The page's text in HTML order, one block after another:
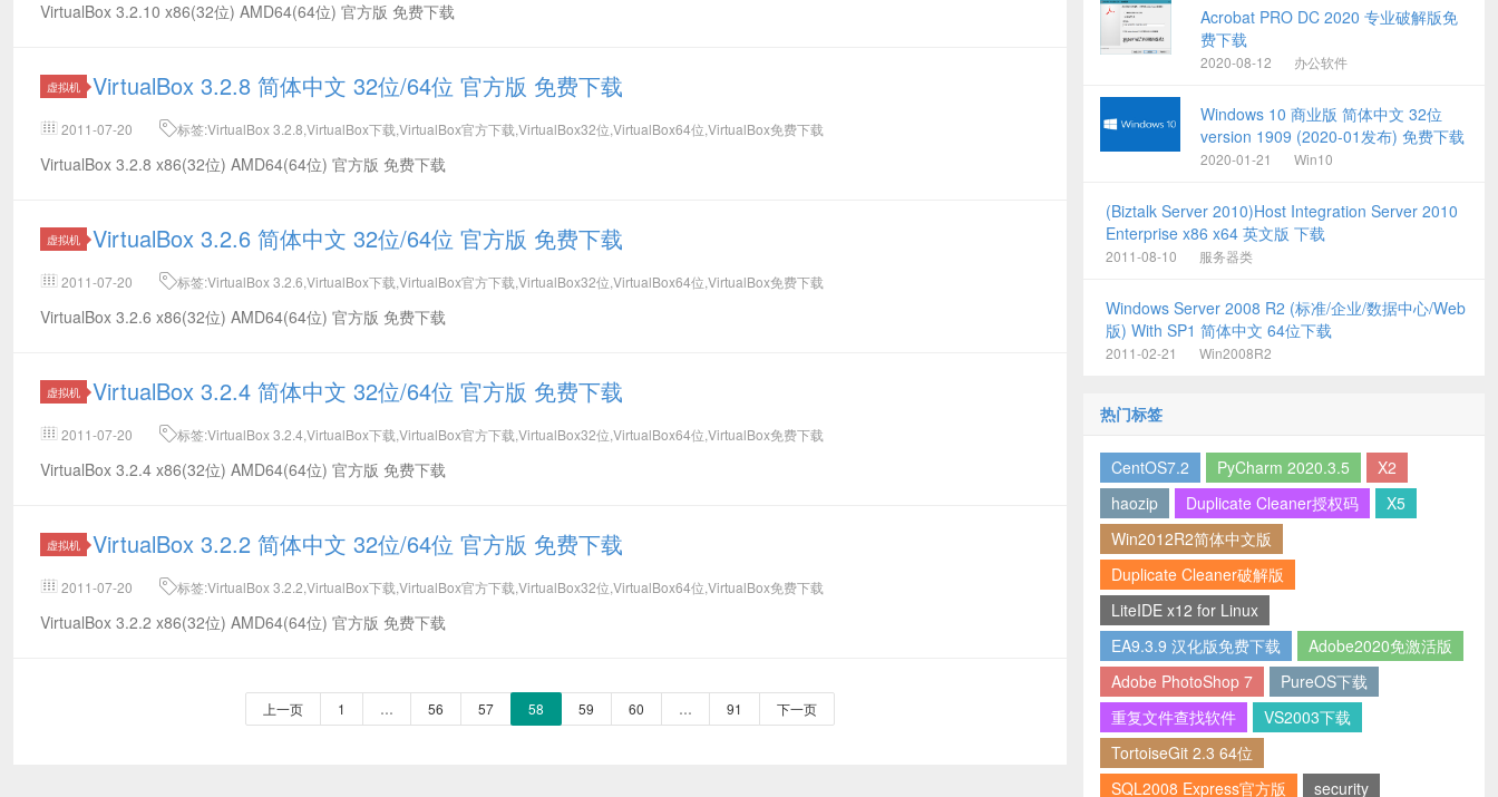
VirtualBox 3.2.10 x86(32位) AMD64(64位) 官方版 免费下载
虚拟机 VirtualBox 3.2.8 简体中文 32位/64位 官方版 免费下载
2011-07-20 标签:VirtualBox 3.2.8,VirtualBox下载,VirtualBox官方下载,VirtualBox32位,VirtualBox64位,VirtualBox免费下载
VirtualBox 3.2.8 x86(32位) AMD64(64位) 官方版 免费下载
虚拟机 VirtualBox 3.2.6 简体中文 32位/64位 官方版 免费下载
2011-07-20 标签:VirtualBox 3.2.6,VirtualBox下载,VirtualBox官方下载,VirtualBox32位,VirtualBox64位,VirtualBox免费下载
VirtualBox 3.2.6 x86(32位) AMD64(64位) 官方版 免费下载
虚拟机 VirtualBox 3.2.4 简体中文 32位/64位 官方版 免费下载
2011-07-20 标签:VirtualBox 3.2.4,VirtualBox下载,VirtualBox官方下载,VirtualBox32位,VirtualBox64位,VirtualBox免费下载
VirtualBox 3.2.4 x86(32位) AMD64(64位) 官方版 免费下载
虚拟机 VirtualBox 3.2.2 简体中文 32位/64位 官方版 免费下载
2011-07-20 标签:VirtualBox 3.2.2,VirtualBox下载,VirtualBox官方下载,VirtualBox32位,VirtualBox64位,VirtualBox免费下载
VirtualBox 3.2.2 x86(32位) AMD64(64位) 官方版 免费下载
上一页 1 … 56 57 58 59 60 … 91 下一页
Acrobat PRO DC 2020 专业破解版免
费下载
2020-08-12 办公软件
Windows 10 商业版 简体中文 32位
version 1909 (2020-01发布) 免费下载
2020-01-21 Win10
(Biztalk Server 2010)Host Integration Server 2010
Enterprise x86 x64 英文版 下载
2011-08-10 服务器类
Windows Server 2008 R2 (标准/企业/数据中心/Web
版) With SP1 简体中文 64位下载
2011-02-21 Win2008R2
热门标签
CentOS7.2 PyCharm 2020.3.5
X2
haozip
Duplicate Cleaner授权码
X5
Win2012R2简体中文版
Duplicate Cleaner破解版
LiteIDE x12 for Linux
EA9.3.9 汉化版免费下载
Adobe2020免激活版
Adobe PhotoShop 7
PureOS下载
重复文件查找软件
VS2003下载
TortoiseGit 2.3 64位
SQL2008 Express官方版
security